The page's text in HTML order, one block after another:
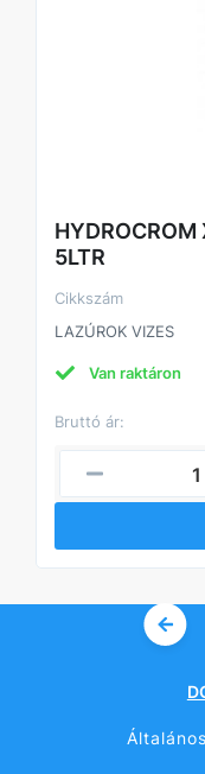
5LTR
Cikkszám
LAZÚROK VIZES
Van raktáron
Bruttó ár: